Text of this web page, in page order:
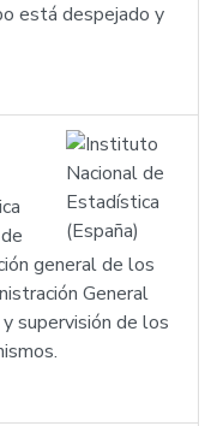
está despejado y
general de los
General
supervisión de los